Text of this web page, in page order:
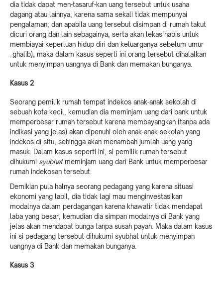
dia tidak dapat men-tasaruf-kan uang tersebut untuk usaha
dagang atau lainnya, karena sama sekali tidak mempunyai
pengalaman; dan apabila uang tersebut disimpan di rumah takut
dicuri orang dan lain sebagainya, serta akan lekas habis untuk
membiayai keperluan hidup diri dan keluarganya sebelum umur
_ghalib), maka dalam kasus seperti ini orang tersebut dihalalkan
untuk menyimpan uangnya di Bank dan memakan bunganya.
Kasus 2
Seorang pemilik rumah tempat indekos anak-anak sekolah di
sebuah kota kecil, kemudian dia meminjam uang dari bank untuk
memperbesar rumah tersebut karena membayangkan (tanpa ada
indikasi yang jelas) akan dipenuhi oleh anak-anak sekolah yang
indekos di situ, sehingga akan menambah jumlah uang yang
masuk. Dalam kasus seperti ini, si pemilik rumah tersebut
dihukumi syubhatmeminjam uang dari Bank untuk memperbesar
rumah indekosan tersebut.
Demikian pula halnya seorang pedagang yang karena situasi
ekonomi yang labil, dia tidak lagi mau menginvestasikan
modalnya dalam perdagangan karena khawatir tidak mendapat
laba yang besar, kemudian dia simpan modalnya di Bank yang
jelas akan mendapat bunga tanpa susah payah. Maka dalam kasus
ini si pedagang tersebut dihukumi syubhat untuk menyimpan
uangnya di Bank dan memakan bunganya.
Kasus 3